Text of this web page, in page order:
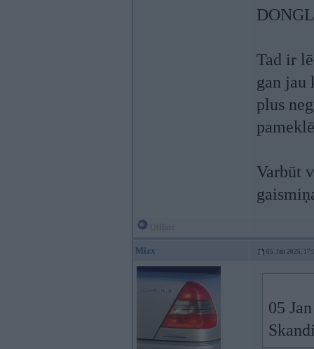
Tad ir
gan jau
plus
Varbūt
Mizx 05. Jan 2025,
05